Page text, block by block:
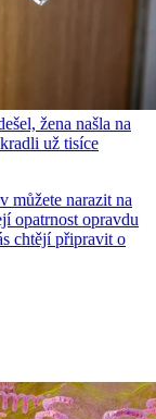
žena našla na
už tisíce
můžete narazit na
opatrnost opravdu
chtějí připravit o